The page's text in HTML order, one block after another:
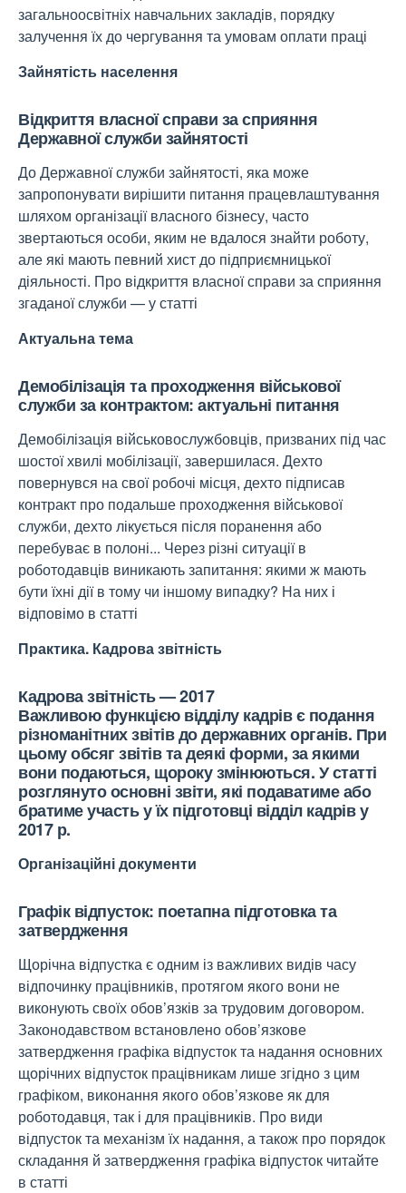
загальноосвітніх навчальних закладів, порядку
залучення їх до чергування та умовам оплати праці
Зайнятість населення
Відкриття власної справи за сприяння
Державної служби зайнятості
До Державної служби зайнятості, яка може
запропонувати вирішити питання працевлаштування
шляхом організації власного бізнесу, часто
звертаються особи, яким не вдалося знайти роботу,
але які мають певний хист до підприємницької
діяльності. Про відкриття власної справи за сприяння
згаданої служби — у статті
Актуальна тема
Демобілізація та проходження військової
служби за контрактом: актуальні питання
Демобілізація військовослужбовців, призваних під час
шостої хвилі мобілізації, завершилася. Дехто
повернувся на свої робочі місця, дехто підписав
контракт про подальше проходження військової
служби, дехто лікується після поранення або
перебуває в полоні... Через різні ситуації в
роботодавців виникають запитання: якими ж мають
бути їхні дії в тому чи іншому випадку? На них і
відповімо в статті
Практика. Кадрова звітність
Кадрова звітність — 2017
Важливою функцією відділу кадрів є подання
різноманітних звітів до державних органів. При
цьому обсяг звітів та деякі форми, за якими
вони подаються, щороку змінюються. У статті
розглянуто основні звіти, які подаватиме або
братиме участь у їх підготовці відділ кадрів у
2017 р.
Організаційні документи
Графік відпусток: поетапна підготовка та
затвердження
Щорічна відпустка є одним із важливих видів часу
відпочинку працівників, протягом якого вони не
виконують своїх обов’язків за трудовим договором.
Законодавством встановлено обов’язкове
затвердження графіка відпусток та надання основних
щорічних відпусток працівникам лише згідно з цим
графіком, виконання якого обов’язкове як для
роботодавця, так і для працівників. Про види
відпусток та механізм їх надання, а також про порядок
складання й затвердження графіка відпусток читайте
в статті